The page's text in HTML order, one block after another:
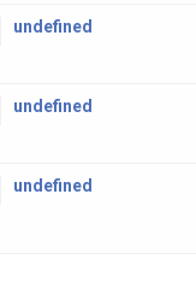
undefined
undefined
undefined